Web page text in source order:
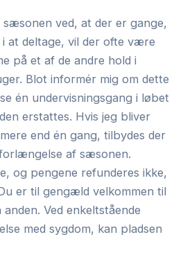
ved, at der er gange,
at deltage, vil der ofte være
på et af de andre hold i
Blot informér mig om dette
én undervisningsgang i løbet
erstattes. Hvis jeg bliver
end én gang, tilbydes der
af sæsonen.
og pengene refunderes ikke,
er til gengæld velkommen til
Ved enkeltstående
med sygdom, kan pladsen